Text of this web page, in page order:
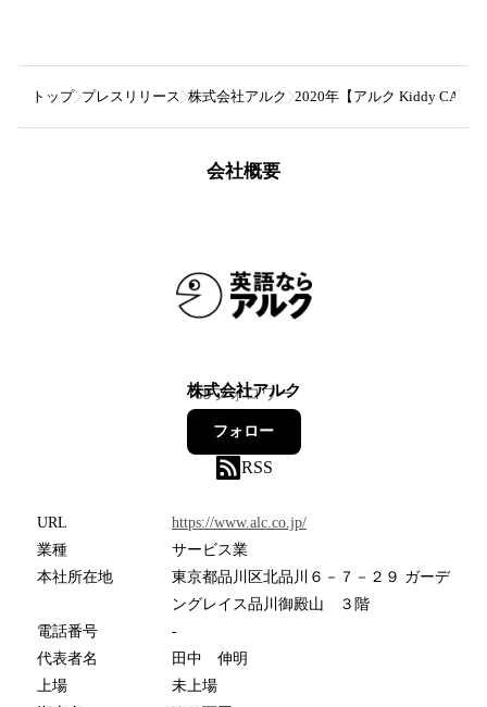
トップ プレスリリース 株式会社アルク 2020年【アルク Kiddy CAT
会社概要
株式会社アルク
69フォロワー
フォロー
RSS
URL
https://www.alc.co.jp/
業種
サービス業
本社所在地
東京都品川区北品川６－７－２９ ガーデ
ングレイス品川御殿山 ３階
電話番号
-
代表者名
田中 伸明
上場
未上場